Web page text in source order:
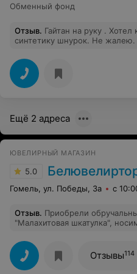
Обменный фонд
Отзыв. Гайтан на руку .
синтетику шнурок. Не жалею.
Ещё 2 адреса
ЮВЕЛИРНЫЙ МАГАЗИН
5.0
Гомель, ул. Победы, 3а с
Отзыв. Приобрели
"Малахитовая шкатулка",
появились царапины, за 1.5
стали тусклыми. И это при
носим круглосуточно,
снимаем их. Отнесли сегодня
Отзывы114